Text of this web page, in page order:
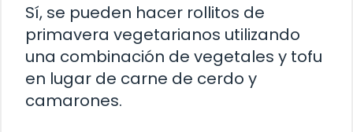
Sí, se pueden hacer rollitos de
primavera vegetarianos utilizando
una combinación de vegetales y tofu
en lugar de carne de cerdo y
camarones.